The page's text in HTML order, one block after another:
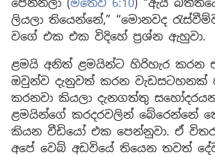
පෙන්නලා (මතෙව් 6:10) “ඇයි
ලියලා තියෙන්නේ,” “මොනවද
වගේ එක එක විදිහේ ප්‍රශ්න ඇහුවා.
ළමයි අනිත් ළමයින්ට හිරිහැර කරන
ඔවුන්ව දැනුවත් කරන වැඩසටහනක්
කරනවා කියලා දැනගත්තු
ළමයින්ගේ කරදරවලින් බේරෙන්නේ
කියන වීඩියෝ එක පෙන්නුවා. ඒ
අපේ වෙබ් අඩවියේ තියෙන තවත්